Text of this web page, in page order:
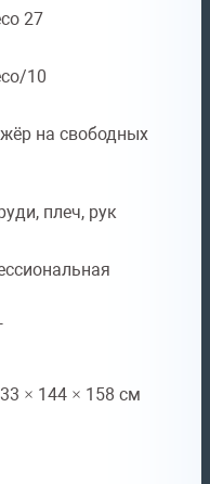
27
10
на свободных
плеч, рук
× 144 × 158 см